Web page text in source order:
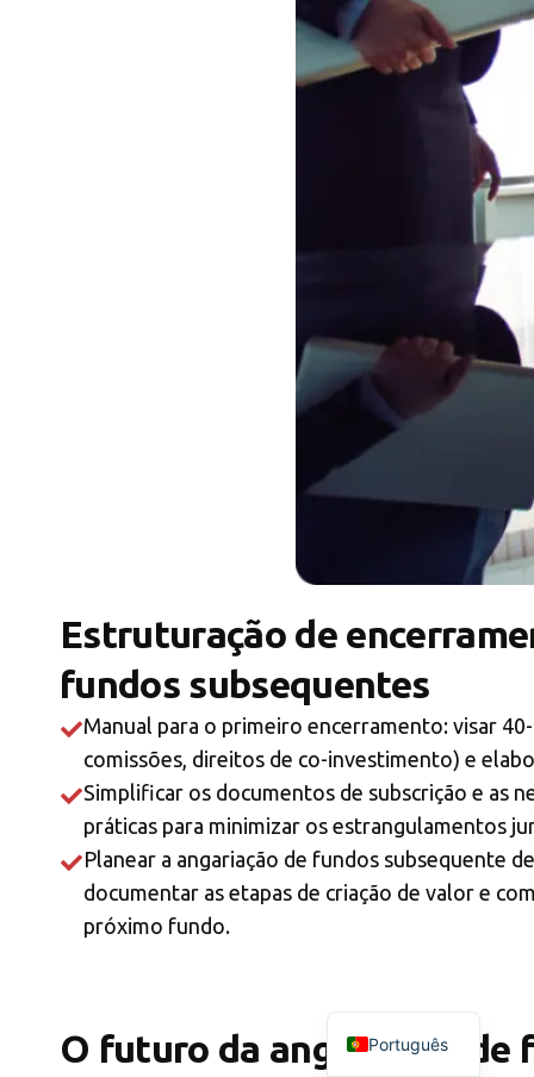
Estruturação de
fundos subsequentes
Manual para o primeiro encerramento: visar
comissões, direitos de co-investimento) e
Simplificar os documentos de subscrição e as
práticas para minimizar os estrangulamentos
Planear a angariação de fundos subsequente
documentar as etapas de criação de valor e
próximo fundo.
O futuro da angariação de
Português